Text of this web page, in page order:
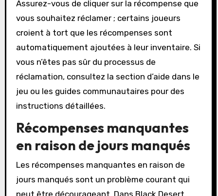
Assurez-vous de cliquer sur la récompense que
vous souhaitez réclamer ; certains joueurs
croient à tort que les récompenses sont
automatiquement ajoutées à leur inventaire. Si
vous n’êtes pas sûr du processus de
réclamation, consultez la section d’aide dans le
jeu ou les guides communautaires pour des
instructions détaillées.
Récompenses manquantes
en raison de jours manqués
Les récompenses manquantes en raison de
jours manqués sont un problème courant qui
peut être décourageant. Dans Black Desert